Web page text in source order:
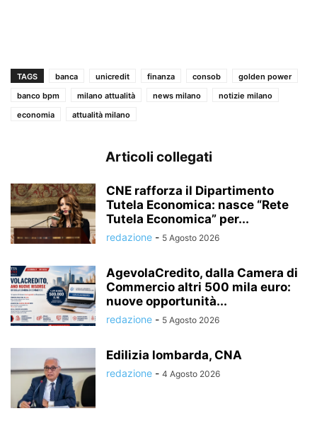
TAGS banca unicredit finanza consob
golden power
banco bpm
milano attualità news milano
notizie milano
economia
attualità milano
Articoli collegati
CNE rafforza il Dipartimento
Tutela Economica: nasce “Rete
Tutela Economica” per...
redazione - 5 Agosto 2026
AgevolaCredito, dalla Camera di
Commercio altri 500 mila euro:
nuove opportunità...
redazione - 5 Agosto 2026
Edilizia lombarda, CNA
redazione - 4 Agosto 2026